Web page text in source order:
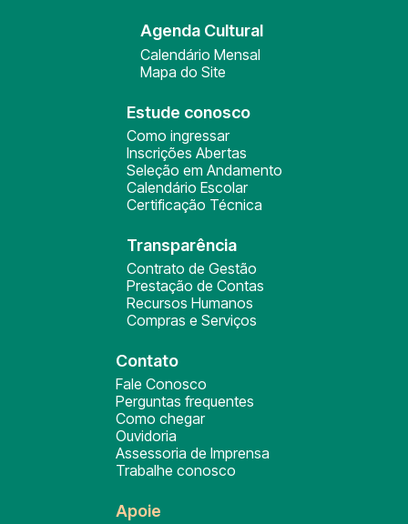
Agenda Cultural
Calendário Mensal
Mapa do Site
Estude conosco
Como ingressar
Inscrições Abertas
Seleção em Andamento
Calendário Escolar
Certificação Técnica
Transparência
Contrato de Gestão
Prestação de Contas
Recursos Humanos
Compras e Serviços
Contato
Fale Conosco
Perguntas frequentes
Como chegar
Ouvidoria
Assessoria de Imprensa
Trabalhe conosco
Apoie